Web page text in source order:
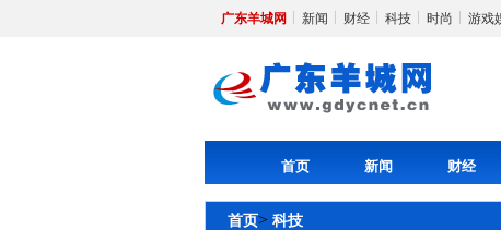
广东羊城网 新闻 财经 科技 时尚 游戏
首页 新闻 财经
首页> 科技